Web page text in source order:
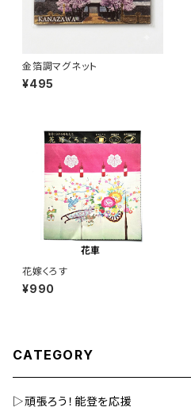
金箔調マグネット
¥495
花嫁くろす
¥990
CATEGORY
▷頑張ろう！能登を応援